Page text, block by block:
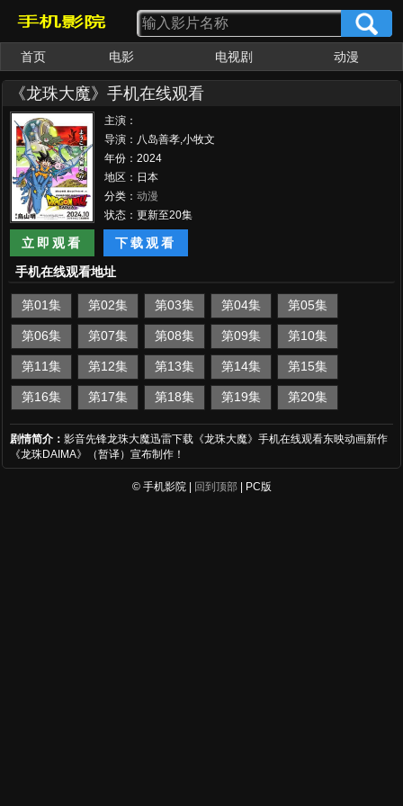
首页 电影 电视剧 动漫
《龙珠大魔》手机在线观看
主演：
导演：八岛善孝,小牧文
年份：2024
地区：日本
分类： 动漫
状态：更新至20集
立即观看
下载观看
手机在线观看地址
第01集 第02集 第03集 第04集 第05集
第06集 第07集 第08集 第09集 第10集
第11集 第12集 第13集 第14集 第15集
第16集 第17集 第18集 第19集 第20集
剧情简介： 影音先锋龙珠大魔迅雷下载《龙珠大魔》手机在线观看东映动画新作
《龙珠DAIMA》（暂译）宣布制作！
© 手机影院 | 回到顶部| PC版